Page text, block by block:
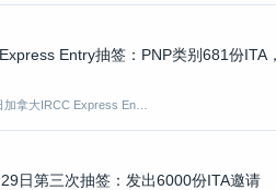
Entry抽签：PNP类别681份ITA
加拿大IRCC Express En…
日第三次抽签：发出6000份ITA邀请